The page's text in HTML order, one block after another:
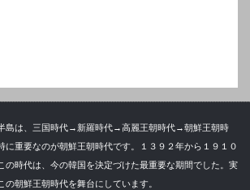
島は、三国時代→新羅時代→高麗王朝時代→朝鮮王朝時
に重要なのが朝鮮王朝時代です。１３９２年から１９１０
の時代は、今の韓国を決定づけた最重要な期間でした。実
の朝鮮王朝時代を舞台にしています。